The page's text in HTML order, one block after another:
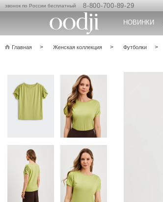
звонок по России бесплатный 8-800-700-89-29
НОВИНКИ
Главная Женская коллекция Футболки